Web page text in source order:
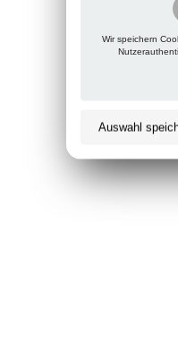
Wir speichern
Auswahl